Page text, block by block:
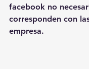
facebook no
corresponden con
empresa.